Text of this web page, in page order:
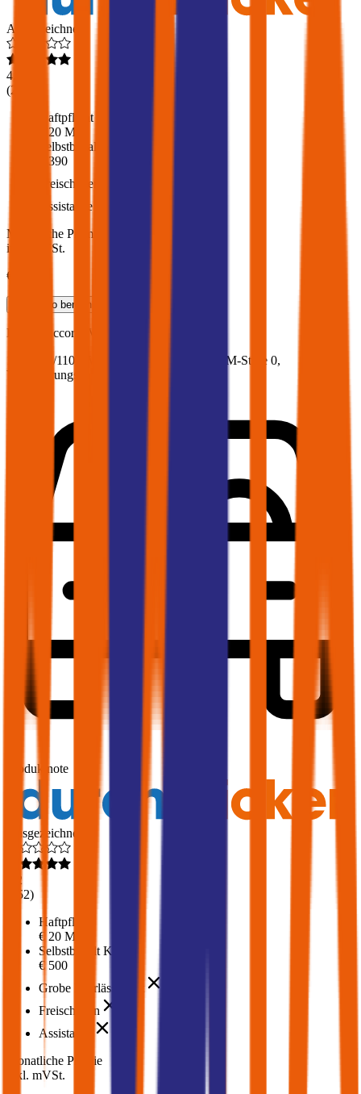
Ausgezeichnet
4,6
(216
Haftpflicht
€ 20 Mio.
Selbstbehalt Kasko
€ 390
Freischaden
Assistance
Monatliche Prämie
inkl. mVSt.
€ 108,89
Teilkasko berechnen
Honda
Accord, Vollkasko
149.5 PS/110 KW, diesel, Baujahr 2016,
BM-Stufe 0,
Versicherungsnehmer 30 Jahre
Produktnote
Ausgezeichnet
4,2
452)
Haftpflicht
€ 20 Mio.
Selbstbehalt Kasko
€ 500
Grobe Fahrlässigkeit
Freischaden
Assistance
Monatliche Prämie
inkl. mVSt.